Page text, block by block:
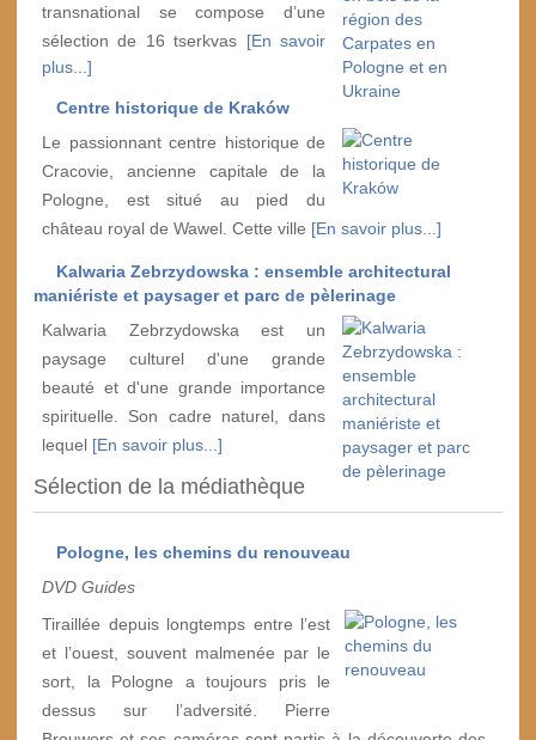
transnational se compose d’une
sélection de 16 tserkvas [En savoir
plus...]
Centre historique de Kraków
Le passionnant centre historique de
Cracovie, ancienne capitale de la
Pologne, est situé au pied du
château royal de Wawel. Cette ville [En savoir plus...]
Kalwaria Zebrzydowska : ensemble architectural
maniériste et paysager et parc de pèlerinage
Kalwaria Zebrzydowska est un
paysage culturel d'une grande
beauté et d'une grande importance
spirituelle. Son cadre naturel, dans
lequel [En savoir plus...]
Sélection de la médiathèque
Pologne, les chemins du renouveau
DVD Guides
Tiraillée depuis longtemps entre l’est
et l’ouest, souvent malmenée par le
sort, la Pologne a toujours pris le
dessus sur l’adversité. Pierre